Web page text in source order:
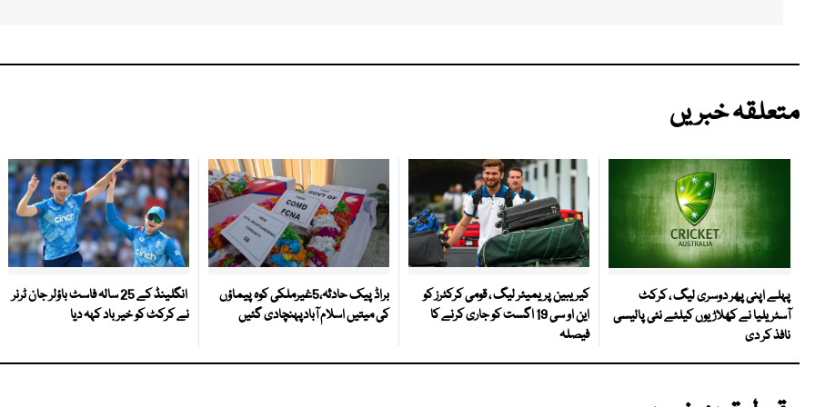
متعلقہ خبریں
پہلے اپنی پھر دوسری لیگ ، کرکٹ
آسٹریلیا نے کھلاڑیوں کیلئے نئی پالیسی
نافذ کر دی
کیریبین پریمیئر لیگ ، قومی کرکٹرز کو
این او سی 19 اگست کو جاری کرنے کا
فیصلہ
براڈ پیک حادثہ،5غیرملکی کوہ پیماؤں
کی میتیں اسلام آبادپہنچادی گئیں
انگلینڈ کے 25 سالہ فاسٹ باؤلر جان ٹرنر
نے کرکٹ کو خیر باد کہہ دیا